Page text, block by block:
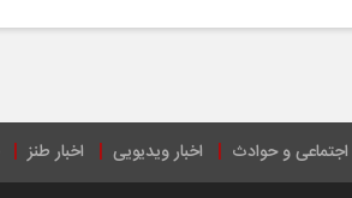
اجتماعی و حوادث اخبار ویدیویی اخبار طنز